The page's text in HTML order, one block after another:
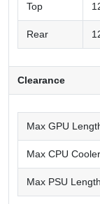
Top
Rear
Clearance
Max GPU
Max CPU
Max PSU Length